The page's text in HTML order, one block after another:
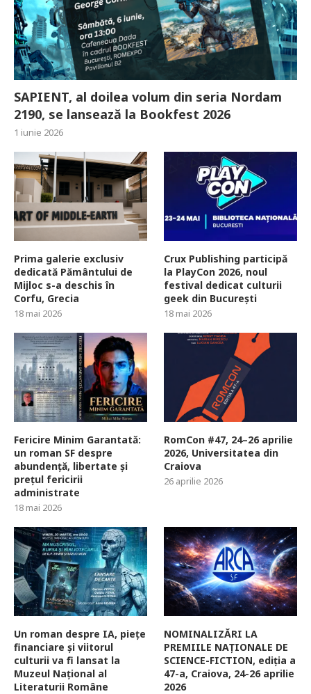
SAPIENT, al doilea volum din seria Nordam
2190, se lansează la Bookfest 2026
1 iunie 2026
Prima galerie exclusiv
dedicată Pământului de
Mijloc s-a deschis în
Corfu, Grecia
18 mai 2026
Crux Publishing participă
la PlayCon 2026, noul
festival dedicat culturii
geek din București
18 mai 2026
Fericire Minim Garantată:
un roman SF despre
abundență, libertate și
prețul fericirii
administrate
18 mai 2026
RomCon #47, 24–26 aprilie
2026, Universitatea din
Craiova
26 aprilie 2026
Un roman despre IA, piețe
financiare și viitorul
culturii va fi lansat la
Muzeul Național al
Literaturii Române
NOMINALIZĂRI LA
PREMIILE NAȚIONALE DE
SCIENCE-FICTION, ediția a
47-a, Craiova, 24-26 aprilie
2026